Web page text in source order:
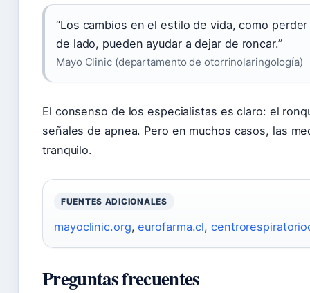
“Los cambios en el estilo de vida, como
de lado, pueden ayudar a dejar de roncar.”
Mayo Clinic (departamento de otorrinolaringología)
El consenso de los especialistas es claro: el
señales de apnea. Pero en muchos casos, las
tranquilo.
FUENTES ADICIONALES
mayoclinic.org,eurofarma.cl,
Preguntas frecuentes